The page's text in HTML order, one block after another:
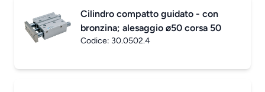
Cilindro compatto guidato - con
bronzina; alesaggio ø50 corsa 50
Codice: 30.0502.4